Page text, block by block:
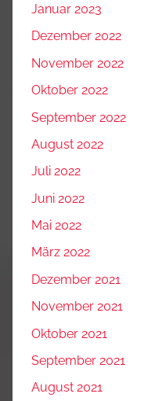
Januar 2023
Dezember 2022
November 2022
Oktober 2022
September 2022
August 2022
Juli 2022
Juni 2022
Mai 2022
März 2022
Dezember 2021
November 2021
Oktober 2021
September 2021
August 2021